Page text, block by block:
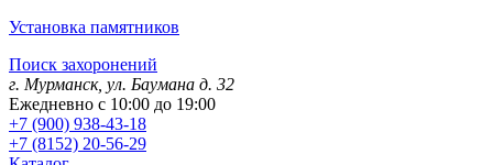
Установка памятников
Поиск захоронений
г. Мурманск, ул. Баумана д. 32
Ежедневно с 10:00 до 19:00
+7 (900) 938-43-18
+7 (8152) 20-56-29